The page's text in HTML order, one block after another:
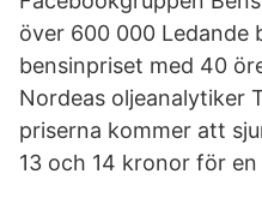
över 600 000 Ledande
bensinpriset med 40
Nordeas oljeanalytiker
priserna kommer att
13 och 14 kronor för